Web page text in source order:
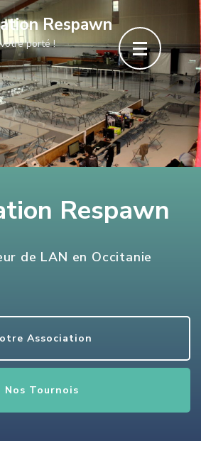
Respawn
porté !
Respawn
de LAN en Occitanie
Association
Nos Tournois